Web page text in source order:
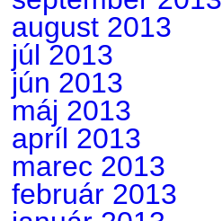
august 2013
júl 2013
jún 2013
máj 2013
apríl 2013
marec 2013
február 2013